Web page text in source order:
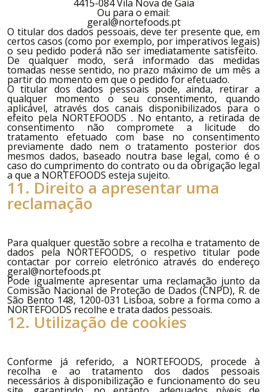
4415-084 Vila Nova de Gaia
Ou para o email:
geral@nortefoods.pt
O titular dos dados pessoais, deve ter presente que, em
certos casos (como por exemplo, por imperativos legais)
o seu pedido poderá não ser imediatamente satisfeito.
De qualquer modo, será informado das medidas
tomadas nesse sentido, no prazo máximo de um mês a
partir do momento em que o pedido for efetuado.
O titular dos dados pessoais pode, ainda, retirar a
qualquer momento o seu consentimento, quando
aplicável, através dos canais disponibilizados para o
efeito pela NORTEFOODS . No entanto, a retirada de
consentimento não compromete a licitude do
tratamento efetuado com base no consentimento
previamente dado nem o tratamento posterior dos
mesmos dados, baseado noutra base legal, como é o
caso do cumprimento do contrato ou da obrigação legal
a que a NORTEFOODS esteja sujeito.
11. Direito a apresentar uma
reclamação
Para qualquer questão sobre a recolha e tratamento de
dados pela NORTEFOODS, o respetivo titular pode
contactar por correio eletrónico através do endereço
geral@nortefoods.pt
Pode igualmente apresentar uma reclamação junto da
Comissão Nacional de Proteção de Dados (CNPD), R. de
São Bento 148, 1200-031 Lisboa, sobre a forma como a
NORTEFOODS recolhe e trata dados pessoais.
12. Utilização de cookies
Conforme já referido, a NORTEFOODS, procede à
recolha e ao tratamento dos dados pessoais
necessários à disponibilização e funcionamento do seu